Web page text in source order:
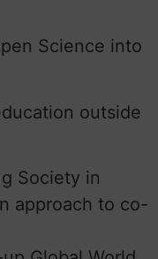
Science into
outside
Society in
approach to co-